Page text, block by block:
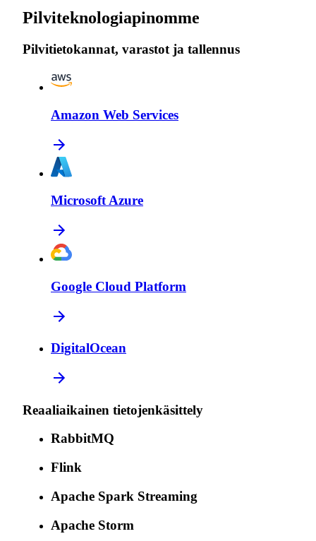
Pilviteknologiapinomme
Pilvitietokannat, varastot ja tallennus
Amazon Web Services
Microsoft Azure
Google Cloud Platform
DigitalOcean
Reaaliaikainen tietojenkäsittely
RabbitMQ
Flink
Apache Spark Streaming
Apache Storm